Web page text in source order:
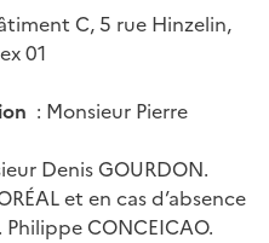
C, 5 rue Hinzelin,
01
: Monsieur Pierre
Denis GOURDON.
et en cas d’absence
CONCEICAO.